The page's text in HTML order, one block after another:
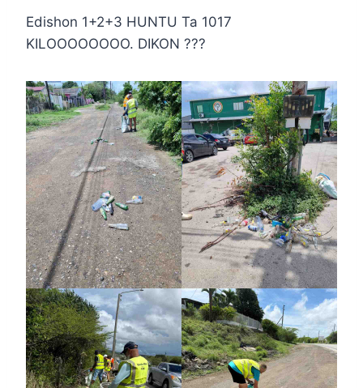
Edishon 1+2+3 HUNTU Ta 1017
KILOOOOOOOO. DIKON ???